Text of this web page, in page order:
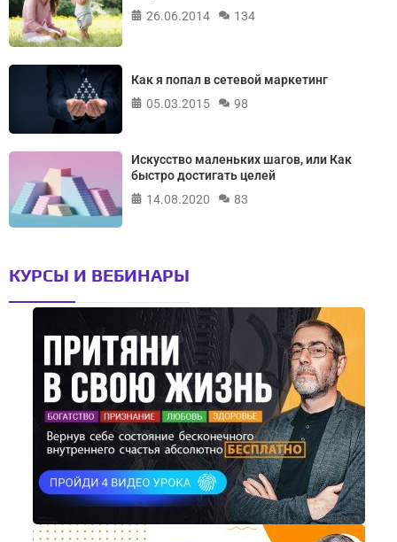
26.06.2014
134
Как я попал в сетевой маркетинг
05.03.2015
98
Искусство маленьких шагов, или Как
быстро достигать целей
14.08.2020
83
КУРСЫ И ВЕБИНАРЫ